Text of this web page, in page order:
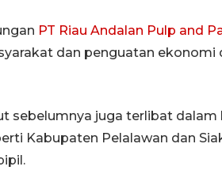
PT Riau Andalan Pulp and
dan penguatan ekonomi
sebelumnya juga terlibat
Kabupaten Pelalawan dan